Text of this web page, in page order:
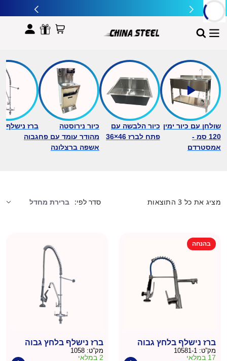
שולחן עם כיור ימין
120 סמ -
אמסטרדם
כיור הלבשה עם
פתח לברז 46×36
כיור נירוסטה
מהודר עומד עם פח
אשפה ברצלונה
ברז נישלף
גבוה
מציג את כל 3 התוצאות סדר לפי:
בהנחה
ברז נישלף בלחץ גבוה
מק”ט: 10581-1
17 במלאי
ברז נישלף בלחץ גבוה
מק”ט: 1058
2 במלאי